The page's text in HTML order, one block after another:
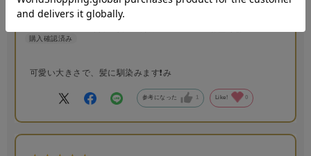
ミッコちゃん
可愛い大きさで、髪に馴染みます❗️み
参考になった 1 Like! 0